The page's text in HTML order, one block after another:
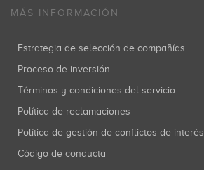
MÁS INFORMACIÓN
Estrategia de selección de compañías
Proceso de inversión
Términos y condiciones del servicio
Política de reclamaciones
Política de gestión de conflictos de interés
Código de conducta